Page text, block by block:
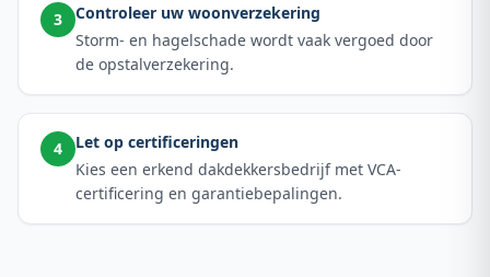
3
Controleer uw woonverzekering
Storm- en hagelschade wordt vaak vergoed door
de opstalverzekering.
4
Let op certificeringen
Kies een erkend dakdekkersbedrijf met VCA-
certificering en garantiebepalingen.